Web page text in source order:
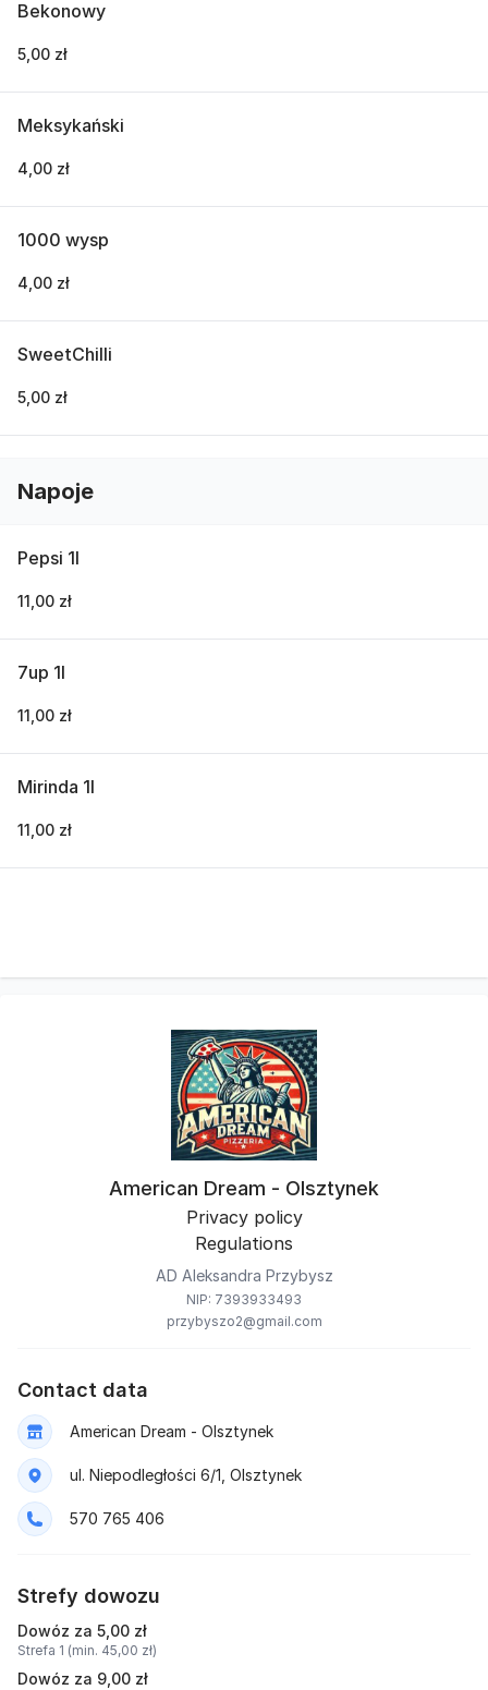
Bekonowy
5,00 zł
Meksykański
4,00 zł
1000 wysp
4,00 zł
SweetChilli
5,00 zł
Napoje
Pepsi 1l
11,00 zł
7up 1l
11,00 zł
Mirinda 1l
11,00 zł
American Dream - Olsztynek
Privacy policy
Regulations
AD Aleksandra Przybysz
NIP: 7393933493
przybyszo2@gmail.com
Contact data
American Dream - Olsztynek
ul. Niepodległości 6/1, Olsztynek
570 765 406
Strefy dowozu
Dowóz za 5,00 zł
Strefa 1 (min. 45,00 zł)
Dowóz za 9,00 zł